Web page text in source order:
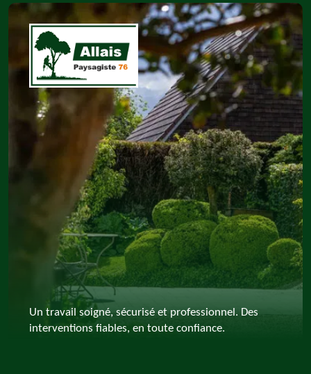
Un travail soigné, sécurisé et professionnel. Des
interventions fiables, en toute confiance.